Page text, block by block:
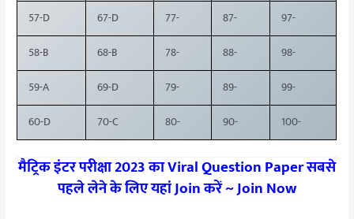
57-D 67-D 77- 87-
97-
58-B
68-B 78- 88-
98-
59-A
69-D 79- 89-
99-
60-D
70-C 80- 90- 100-
मैट्रिक इंटर परीक्षा 2023 का Viral Question Paper सबसे
पहले लेने के लिए यहां Join करें ~Join Now